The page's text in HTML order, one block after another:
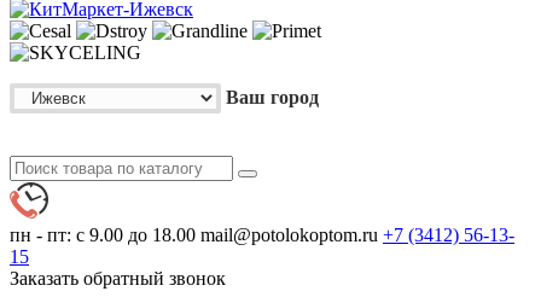
Ваш город
пн - пт: с 9.00 до 18.00 mail@potolokoptom.ru +7 (3412) 56-13-
15
Заказать обратный звонок